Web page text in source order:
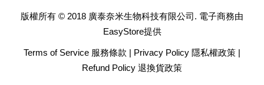
版權所有 © 2018 廣泰奈米生物科技有限公司. 電子商務由
EasyStore提供
Terms of Service 服務條款 | Privacy Policy 隱私權政策 |
Refund Policy 退換貨政策